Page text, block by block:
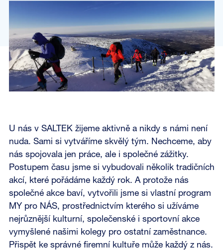
U nás v SALTEK žijeme aktivně a nikdy s námi není
nuda. Sami si vytváříme skvělý tým. Nechceme, aby
nás spojovala jen práce, ale i společné zážitky.
Postupem času jsme si vybudovali několik tradičních
akcí, které pořádáme každý rok. A protože nás
společné akce baví, vytvořili jsme si vlastní program
MY pro NÁS, prostřednictvím kterého si užíváme
nejrůznější kulturní, společenské i sportovní akce
vymyšlené našimi kolegy pro ostatní zaměstnance.
Přispět ke správné firemní kultuře může každý z nás.